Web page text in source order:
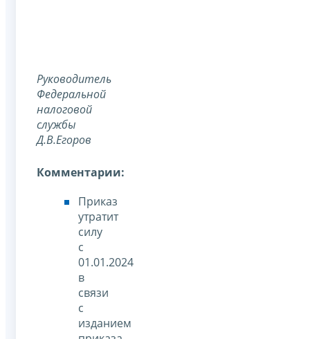
Руководитель
Федеральной
налоговой
службы
Д.В.Егоров
Комментарии:
Приказ
утратит
силу
с
01.01.2024
в
связи
с
изданием